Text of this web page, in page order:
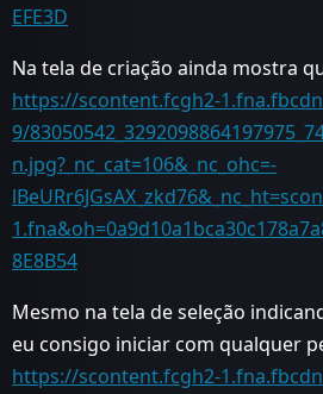
EFE3D
Na tela de criação ainda mostra
https://scontent.fcgh2-
9/
n.jpg?_nc_cat=106&_nc_ohc=-
8E8B54
Mesmo na tela de seleção
eu consigo iniciar com qualquer
https://scontent.fcgh2-